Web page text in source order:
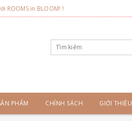
ROOMS in BLOOM! !
PHẨM CHÍNH SÁCH GIỚI THIỆU